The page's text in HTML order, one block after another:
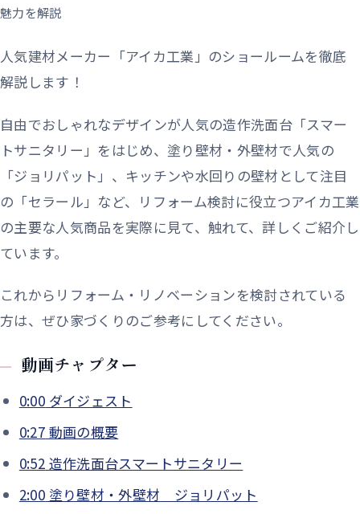
魅力を解説
人気建材メーカー「アイカ工業」のショールームを徹底
解説します！
自由でおしゃれなデザインが人気の造作洗面台「スマー
トサニタリー」をはじめ、塗り壁材・外壁材で人気の
「ジョリパット」、キッチンや水回りの壁材として注目
の「セラール」など、リフォーム検討に役立つアイカ工業
の主要な人気商品を実際に見て、触れて、詳しくご紹介し
ています。
これからリフォーム・リノベーションを検討されている
方は、ぜひ家づくりのご参考にしてください。
動画チャプター
0:00 ダイジェスト
0:27 動画の概要
0:52 造作洗面台スマートサニタリー
2:00 塗り壁材・外壁材 ジョリパット